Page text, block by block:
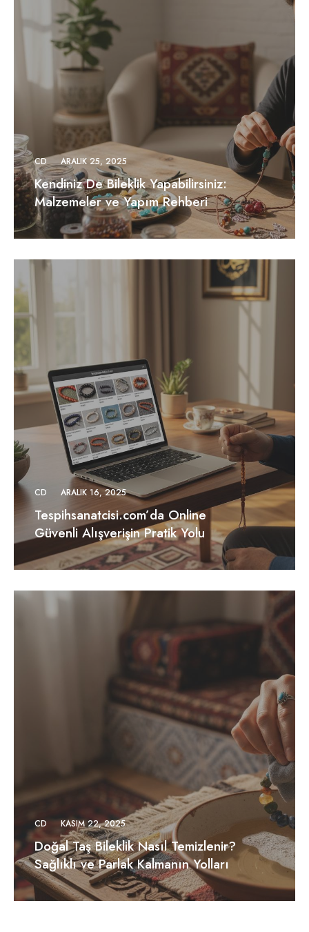
CD ARALIK 25, 2025
Kendiniz De Bileklik Yapabilirsiniz:
Malzemeler ve Yapım Rehberi
CD ARALIK 16, 2025
Tespihsanatcisi.com’da Online
Güvenli Alışverişin Pratik Yolu
CD KASIM 22, 2025
Doğal Taş Bileklik Nasıl Temizlenir?
Sağlıklı ve Parlak Kalmanın Yolları